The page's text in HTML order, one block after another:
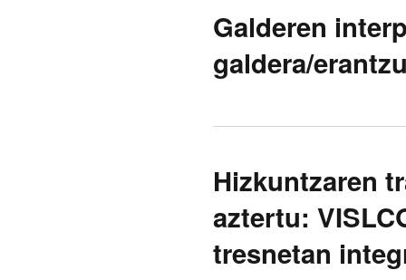
Galderen
galdera/
Hizkuntzaren
aztertu:
tresnetan